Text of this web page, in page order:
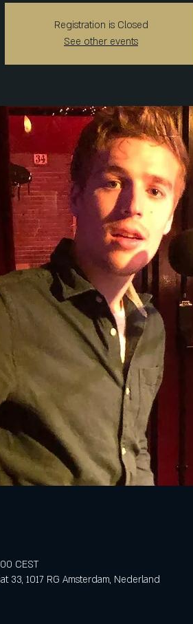
Registration is Closed
See other events
CEST
33, 1017 RG Amsterdam, Nederland